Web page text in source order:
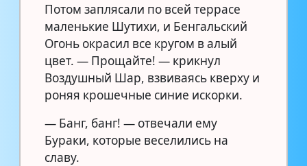
Потом заплясали по всей террасе
маленькие Шутихи, и Бенгальский
Огонь окрасил все кругом в алый
цвет. — Прощайте! — крикнул
Воздушный Шар, взвиваясь кверху и
роняя крошечные синие искорки.
— Банг, банг! — отвечали ему
Бураки, которые веселились на
славу.